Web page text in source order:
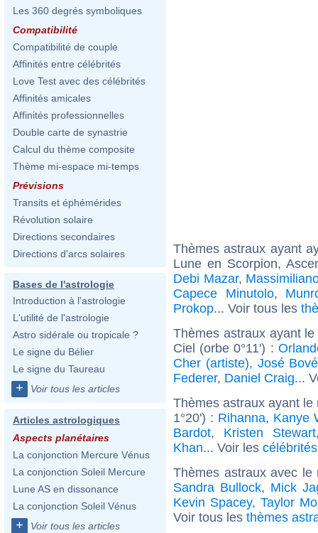
Les 360 degrés symboliques
Compatibilité
Compatibilité de couple
Affinités entre célébrités
Love Test avec des célébrités
Affinités amicales
Affinités professionnelles
Double carte de synastrie
Calcul du thème composite
Thème mi-espace mi-temps
Prévisions
Transits et éphémérides
Révolution solaire
Directions secondaires
Directions d'arcs solaires
Bases de l'astrologie
Introduction à l'astrologie
L'utilité de l'astrologie
Astro sidérale ou tropicale ?
Le signe du Bélier
Le signe du Taureau
+ Voir tous les articles
Articles astrologiques
Aspects planétaires
La conjonction Mercure Vénus
La conjonction Soleil Mercure
Lune AS en dissonance
La conjonction Soleil Vénus
+ Voir tous les articles
Thèmes astraux ayant
Lune en Scorpion,
Debi Mazar,
Capece Minutolo,
Prokop... Voir tous les
Thèmes astraux ayant
Ciel (orbe 0°11') :
Cher (artiste), José Bové
Federer, Daniel Craig...
Thèmes astraux ayant
1°20') : Rihanna, Kanye
Bardot, Kristen Stewart
Khan... Voir les
Thèmes astraux avec
Sandra Bullock, Mick
Kevin Spacey,Taylor
Voir tous les thèmes